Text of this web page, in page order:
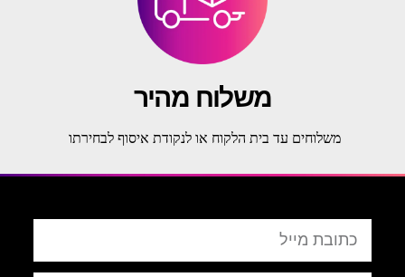
משלוח מהיר
משלוחים עד בית הלקוח או לנקודת איסוף לבחירתו